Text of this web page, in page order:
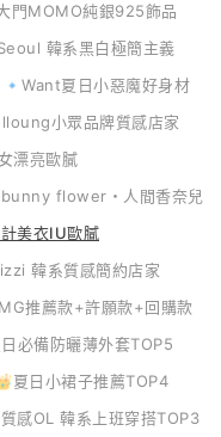
門MOMO純銀925飾品
韓系黑白極簡主義
🔹Want夏日小惡魔好身材
小眾品牌質感店家
漂亮歐膩
flower・人間香奈兒
美衣IU歐膩
韓系質感簡約店家
推薦款+許願款+回購款
必備防曬薄外套TOP5
夏日小裙子推薦TOP4
感OL 韓系上班穿搭TOP3